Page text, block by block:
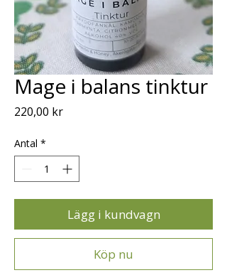
Mage i balans tinktur
220,00 krPris
Antal *
Lägg i kundvagn
Köp nu